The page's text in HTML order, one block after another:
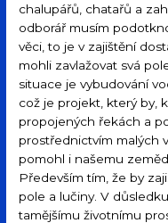
chalupářů, chatařů a
odborář musím
věci, to je v zajištění
mohli zavlažovat svá
situace je vybudování
což je projekt, který by,
propojených řekách a
prostřednictvím malých
pomohl i našemu
Především tím, že by
pole a lučiny. V
tamějšímu životnímu